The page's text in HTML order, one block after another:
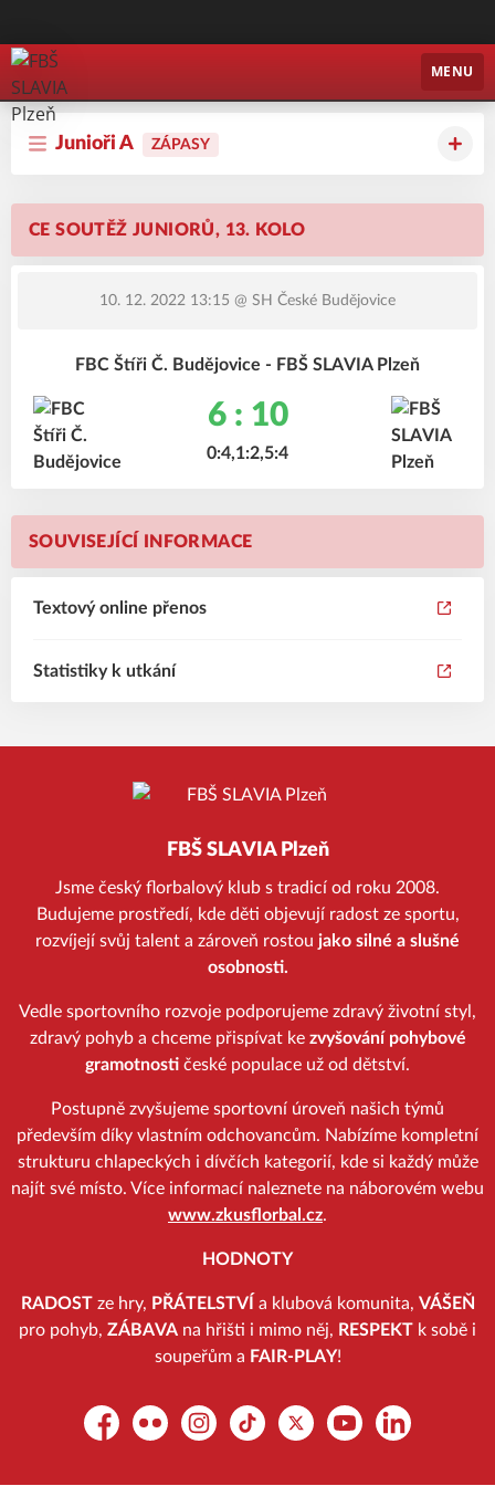
FBŠ SLAVIA Plzeň
MENU
Junioři A ZÁPASY
CE SOUTĚŽ JUNIORŮ, 13. KOLO
10. 12. 2022 13:15 @ SH České Budějovice
FBC Štíři Č. Budějovice - FBŠ SLAVIA Plzeň
6 : 10
0:4,1:2,5:4
SOUVISEJÍCÍ INFORMACE
Textový online přenos
Statistiky k utkání
FBŠ SLAVIA Plzeň
Jsme český florbalový klub s tradicí od roku 2008.
Budujeme prostředí, kde děti objevují radost ze sportu,
rozvíjejí svůj talent a zároveň rostou jako silné a slušné
osobnosti.
Vedle sportovního rozvoje podporujeme zdravý životní styl,
zdravý pohyb a chceme přispívat kezvyšování pohybové
gramotnosti české populace už od dětství.
Postupně zvyšujeme sportovní úroveň našich týmů
především díky vlastním odchovancům. Nabízíme kompletní
strukturu chlapeckých i dívčích kategorií, kde si každý může
najít své místo. Více informací naleznete na náborovém webu
www.zkusflorbal.cz.
HODNOTY
RADOSTze hry, PŘÁTELSTVÍ a klubová komunita, VÁŠEŇ
pro pohyb, ZÁBAVA na hřišti i mimo něj, RESPEKT k sobě i
soupeřům a FAIR-PLAY!
FacebookFlickr Instagram
TikTok Platform X
YouTubeLinkedIn